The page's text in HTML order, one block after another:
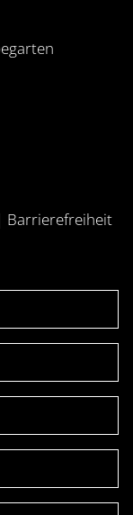
Barrierefreiheit